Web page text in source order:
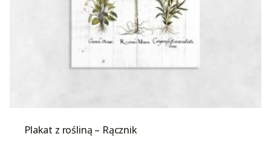
Plakat z rośliną – Rącznik